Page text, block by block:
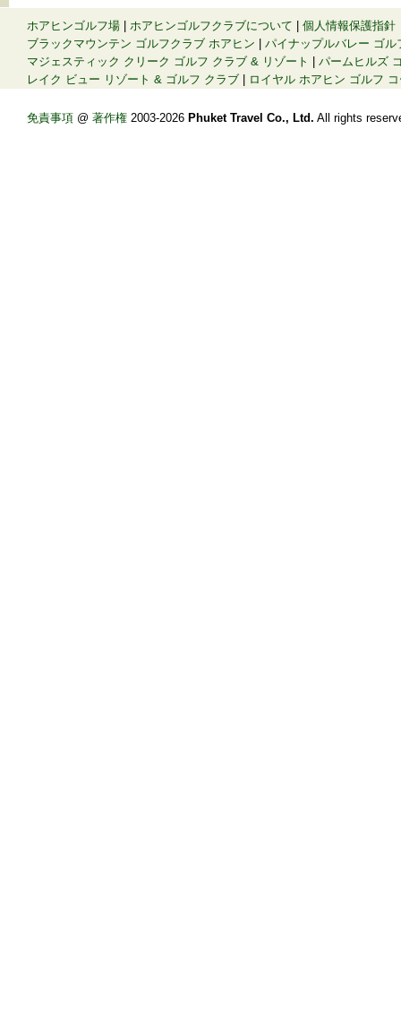
ホアヒンゴルフ場 ホアヒンゴルフクラブについて
個人情報保護指針
ブラックマウンテン ゴルフクラブ ホアヒン
パイナップルバレー ゴル
マジェスティック クリーク ゴルフ クラブ & リゾート
パームヒルズ
レイク ビュー リゾート & ゴルフ クラブ
ロイヤル ホアヒン ゴルフ
免責事項 @ 著作権 2003-2026 Phuket Travel Co., Ltd. All rights